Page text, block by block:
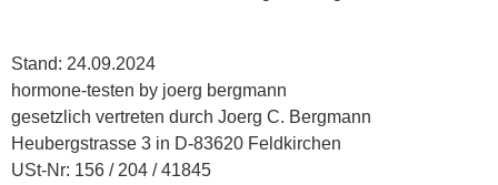
Stand: 24.09.2024
hormone-testen by joerg bergmann
gesetzlich vertreten durch Joerg C. Bergmann
Heubergstrasse 3 in D-83620 Feldkirchen
USt-Nr: 156 / 204 / 41845